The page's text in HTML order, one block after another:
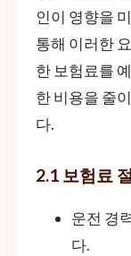
인이 영향을
통해 이러한
한 보험료를
한 비용을 줄
다.
2.1 보험료
운전 경
다.